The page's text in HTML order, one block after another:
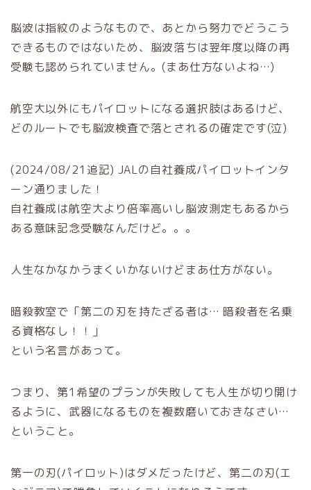
脳波は指紋のようなもので、あとから努力でどうこう
できるものではないため、脳波落ちは翌年度以降の再
受験も認められていません。(まあ仕方ないよね…)
航空大以外にもパイロットになる選択肢はあるけど、
どのルートでも脳波検査で落とされるの確定です(泣)
(2024/08/21追記) JALの自社養成パイロットインタ
ーン通りました！
自社養成は航空大より倍率高いし脳波測定もあるから
ある意味記念受験なんだけど。。。
人生なかなかうまくいかないけどまあ仕方がない。
暗殺教室で「第二の刃を持たざる者は… 暗殺者を名乗
る資格なし！！」
という名言があって。
つまり、第1希望のプランが失敗しても人生が切り開け
るように、武器になるものを複数磨いておきなさい…
ということ。
第一の刃(パイロット)はダメだったけど、第二の刃(エ